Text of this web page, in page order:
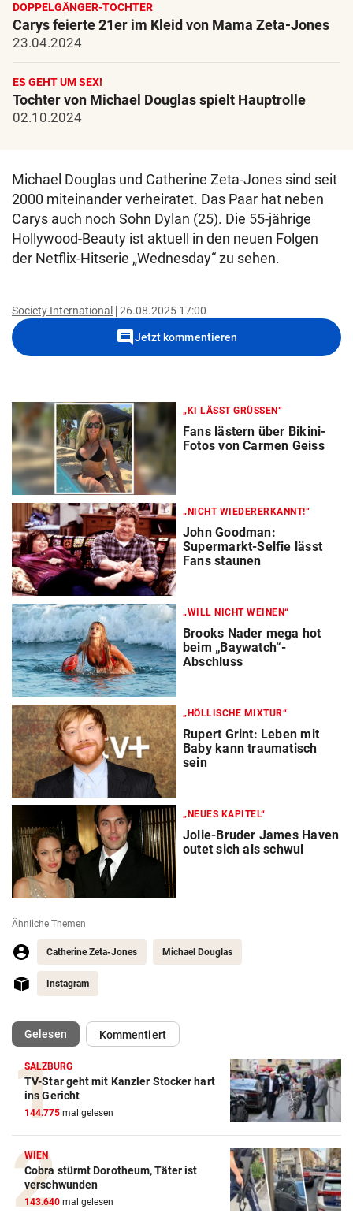
DOPPELGÄNGER-TOCHTER
Carys feierte 21er im Kleid von Mama Zeta-Jones
23.04.2024
ES GEHT UM SEX!
Tochter von Michael Douglas spielt Hauptrolle
02.10.2024
Michael Douglas und Catherine Zeta-Jones sind seit
2000 miteinander verheiratet. Das Paar hat neben
Carys auch noch Sohn Dylan (25). Die 55-jährige
Hollywood-Beauty ist aktuell in den neuen Folgen
der Netflix-Hitserie „Wednesday“ zu sehen.
Society International 26.08.2025 17:00
commentJetzt kommentieren
„KI LÄSST GRÜSSEN“
Fans lästern über Bikini-
Fotos von Carmen Geiss
„NICHT WIEDERERKANNT!“
John Goodman:
Supermarkt-Selfie lässt
Fans staunen
„WILL NICHT WEINEN“
Brooks Nader mega hot
beim „Baywatch“-
Abschluss
„HÖLLISCHE MIXTUR“
Rupert Grint: Leben mit
Baby kann traumatisch
sein
„NEUES KAPITEL“
Jolie-Bruder James Haven
outet sich als schwul
Ähnliche Themen
Catherine Zeta-Jones Michael Douglas
Instagram
Gelesen(ausgewählt)Kommentiert
SALZBURG
TV-Star geht mit Kanzler Stocker hart
ins Gericht
144.775 mal gelesen
WIEN
Cobra stürmt Dorotheum, Täter ist
verschwunden
143.640 mal gelesen